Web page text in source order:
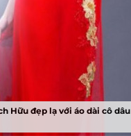
Hữu đẹp lạ với áo dài cô dâu